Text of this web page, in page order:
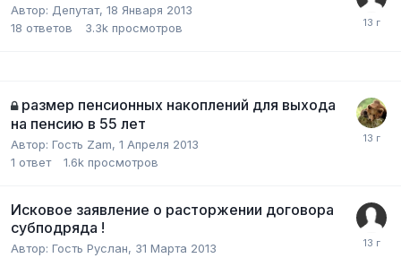
Автор: Депутат, 18 Января 2013
18 ответов 3.3k просмотров
размер пенсионных накоплений для выхода
на пенсию в 55 лет
Автор: Гость Zam, 1 Апреля 2013
1 ответ 1.6k просмотров
Исковое заявление о расторжении договора
субподряда !
Автор: Гость Руслан, 31 Марта 2013